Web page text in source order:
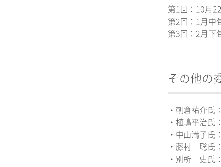
第1回：10月
第2回：1月中
第3回：2月下
その他の
・朝倉祐介氏
・植嶋平治
・中山満子
・藤村 聡氏
・別所 史氏